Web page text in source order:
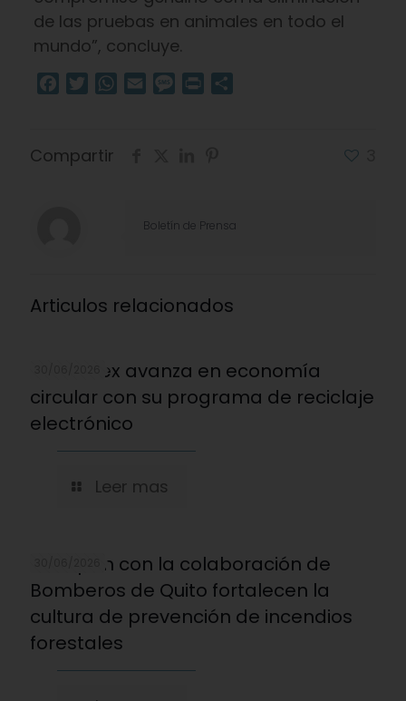
de las pruebas en animales en todo el
mundo”, concluye.
Facebook
TwitterWhatsApp
Email Message
Print
Compartir
Boletín de Prensa
Articulos relacionados
Marcimex avanza en economía
circular con su programa de reciclaje
electrónico
Leer mas
Novopan con la colaboración de
Bomberos de Quito fortalecen la
cultura de prevención de incendios
forestales